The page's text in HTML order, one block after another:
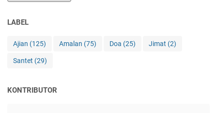
LABEL
Ajian (125) Amalan (75) Doa (25) Jimat (2)
Santet (29)
KONTRIBUTOR